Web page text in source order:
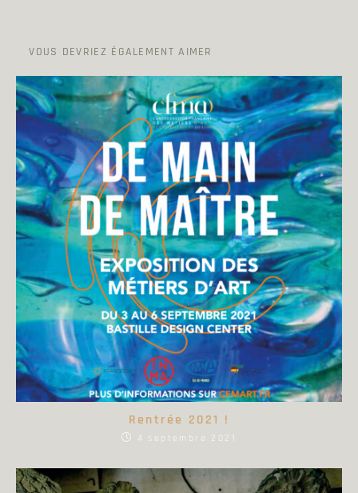
VOUS DEVRIEZ ÉGALEMENT AIMER
Rentrée 2021 !
4 septembre 2021